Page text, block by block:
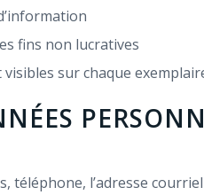
fins non lucratives
sur chaque
téléphone, l’adresse